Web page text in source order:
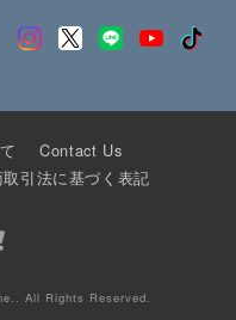
Contact Us
引法に基づく表記
All Rights Reserved.